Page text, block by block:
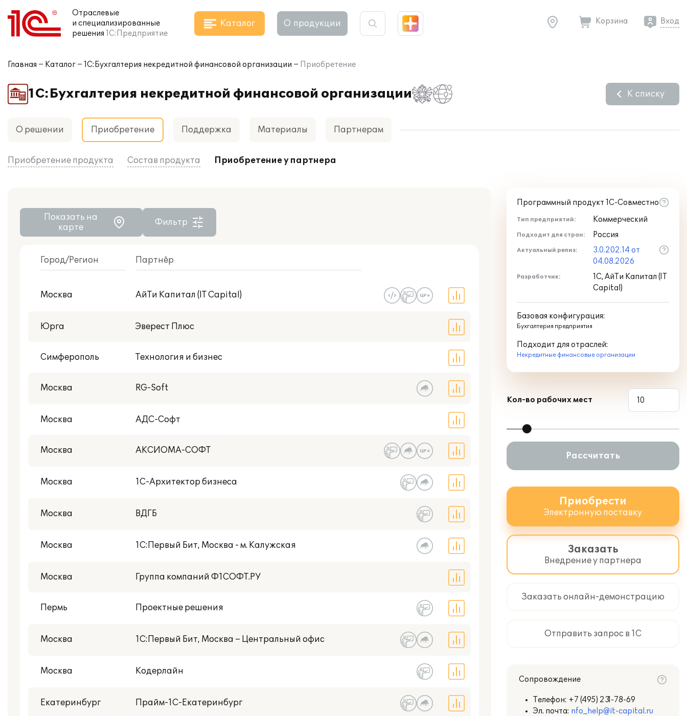
Отраслевые
и специализированные
решения 1С:Предприятие
Каталог О продукции Корзина Вход
Главная Каталог 1С:Бухгалтерия некредитной финансовой организации Приобретение
1С:Бухгалтерия некредитной финансовой организации К списку
О решении Приобретение Поддержка Материалы Партнерам
Приобретение продукта Состав продукта Приобретение у партнера
Показать на
карте
Фильтр
Есть NFR-версия
Город/Регион Партнёр
Москва АйТи Капитал (IT Capital)
Юрга Эверест Плюс
Симферополь Технология и бизнес
Москва RG-Soft
Москва АДС-Софт
Москва АКСИОМА-СОФТ
Москва 1С-Архитектор бизнеса
Москва ВДГБ
Москва 1С:Первый Бит, Москва - м. Калужская
Москва Группа компаний Ф1СОФТ.РУ
Пермь Проектные решения
Москва 1С:Первый Бит, Москва – Центральный офис
Москва Кодерлайн
Екатеринбург Прайм-1С-Екатеринбург
Программный продукт 1С-Совместно
Тип предприятий: Коммерческий
Подходит для стран: Россия
Актуальный релиз:
3.0.202.14 от
04.08.2026
Разработчик:
1С, АйТи Капитал (IT
Capital)
Базовая конфигурация:
Бухгалтерия предприятия
Подходит для отраслей:
Некредитные финансовые организации
Кол-во рабочих мест
Рассчитать
Приобрести
Электронную поставку
Заказать
Внедрение у партнера
Заказать онлайн-демонстрацию
Отправить запрос в 1С
Сопровождение
Телефон: +7 (495) 231-78-69
Эл. почта: nfo_help@it-capital.ru